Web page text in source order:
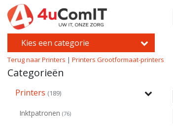
Kies een categorie
Terug naar Printers | Printers Grootformaat-printers
Categorieën
Printers (189)
Inktpatronen (76)